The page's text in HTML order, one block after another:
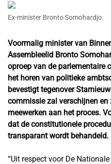
Ex-minister Bronto Somohardjo
Voormalig minister van
Assembleelid Bronto
oproep van de parlementaire
het horen van politieke
bevestigt tegenover
commissie zal verschijnen
meewerken aan het proces.
dat de constitutionele
transparant wordt behandeld.
“Uit respect voor De